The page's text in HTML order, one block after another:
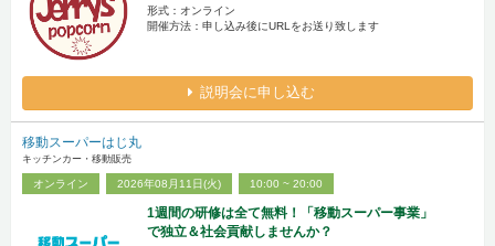
形式：オンライン
開催方法：申し込み後にURLをお送り致します
説明会に申し込む
移動スーパーはじ丸
キッチンカー・移動販売
オンライン 2026年08月11日(火) 10:00 ~ 20:00
1週間の研修は全て無料！「移動スーパー事業」
で独立＆社会貢献しませんか？